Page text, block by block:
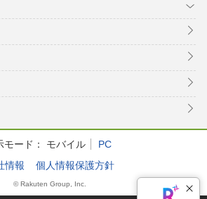
モード： モバイル
PC
情報
個人情報保護方針
© Rakuten Group, Inc.